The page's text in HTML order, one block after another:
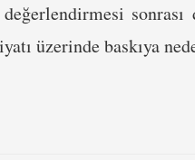
üzerinde baskıya